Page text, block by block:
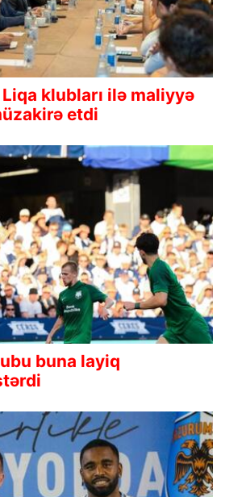
klubları ilə maliyyə
etdi
buna layiq